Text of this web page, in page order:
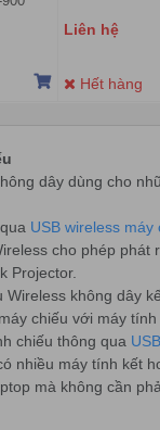
Liên hệ
Hết hàng
dây dùng cho
USB wireless máy
cho phép
Projector.
Wireless không dây
chiếu với máy
chiếu thông qua
nhiều máy tính kết
mà không cần